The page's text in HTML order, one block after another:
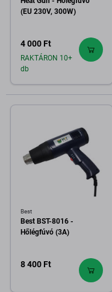
(EU 230V, 300W)
4 000 Ft
RAKTÁRON 10+
db
Best
Best BST-8016 -
Hőlégfúvó (3A)
8 400 Ft